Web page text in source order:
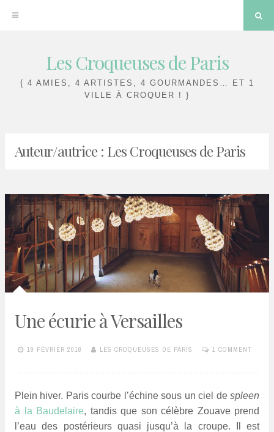
Les Croqueuses de Paris
{ 4 AMIES, 4 ARTISTES, 4 GOURMANDES… ET 1
VILLE À CROQUER ! }
Auteur/autrice : Les Croqueuses de Paris
Une écurie à Versailles
19 FÉVRIER 2018 LES CROQUEUSES DE PARIS 1 COMMENT
Plein hiver. Paris courbe l’échine sous un ciel de spleen
à la Baudelaire, tandis que son célèbre Zouave prend
l’eau des postérieurs quasi jusqu’à la croupe. Il est